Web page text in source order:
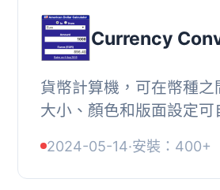
Currency
貨幣計算機，可在幣種之
大小、顏色和版面設定可
供選擇, 選擇顯示格式，
標題顏色...
2024-05-14·安裝：400+